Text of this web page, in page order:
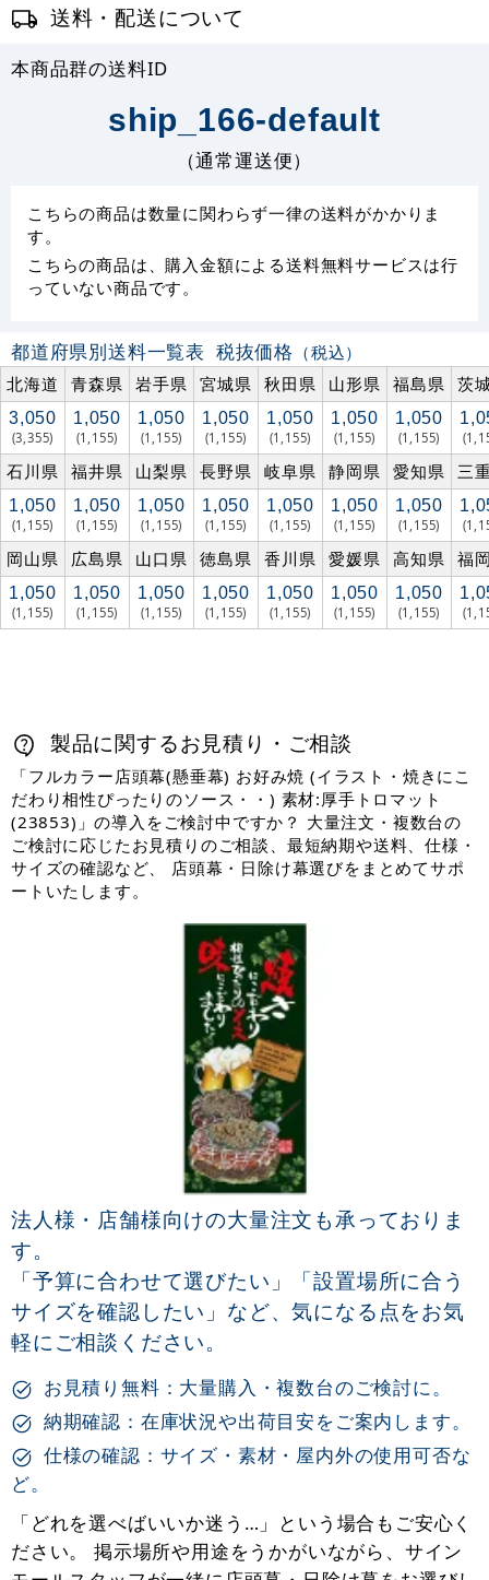
送料・配送について
本商品群の送料ID
ship_166-default
（通常運送便）
こちらの商品は数量に関わらず一律の送料がかかりま
す。
こちらの商品は、購入金額による送料無料サービスは行
っていない商品です。
都道府県別送料一覧表 税抜価格 （税込）
北海道
青森県 岩手県 宮城県 秋田県 山形県 福島県 茨
3,050
(3,355)
1,050
(1,155)
1,050
(1,155)
1,050
(1,155)
1,050
(1,155)
1,050
(1,155)
1,050
(1,155)
石川県 福井県 山梨県 長野県 岐阜県 静岡県 愛知県 三
1,050
(1,155)
1,050
(1,155)
1,050
(1,155)
1,050
(1,155)
1,050
(1,155)
1,050
(1,155)
1,050
(1,155)
岡山県 広島県 山口県 徳島県 香川県 愛媛県 高知県 福
1,050
(1,155)
1,050
(1,155)
1,050
(1,155)
1,050
(1,155)
1,050
(1,155)
1,050
(1,155)
1,050
(1,155)
製品に関するお見積り・ご相談
「フルカラー店頭幕(懸垂幕) お好み焼 (イラスト・焼きにこ
だわり相性ぴったりのソース・・) 素材:厚手トロマット
(23853)」の導入をご検討中ですか？ 大量注文・複数台の
ご検討に応じたお見積りのご相談、最短納期や送料、仕様・
サイズの確認など、 店頭幕・日除け幕選びをまとめてサポ
ートいたします。
法人様・店舗様向けの大量注文も承っておりま
す。
「予算に合わせて選びたい」「設置場所に合う
サイズを確認したい」など、気になる点をお気
軽にご相談ください。
お見積り無料：大量購入・複数台のご検討に。
納期確認：在庫状況や出荷目安をご案内します。
仕様の確認：サイズ・素材・屋内外の使用可否な
ど。
「どれを選べばいいか迷う…」という場合もご安心く
ださい。 掲示場所や用途をうかがいながら、サイン